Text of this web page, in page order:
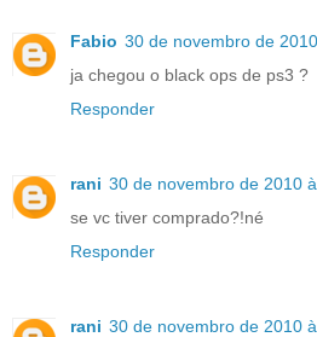
Fabio 30 de novembro de
ja chegou o black ops de ps3 ?
Responder
rani 30 de novembro de 2010
se vc tiver comprado?!né
Responder
rani 30 de novembro de 2010